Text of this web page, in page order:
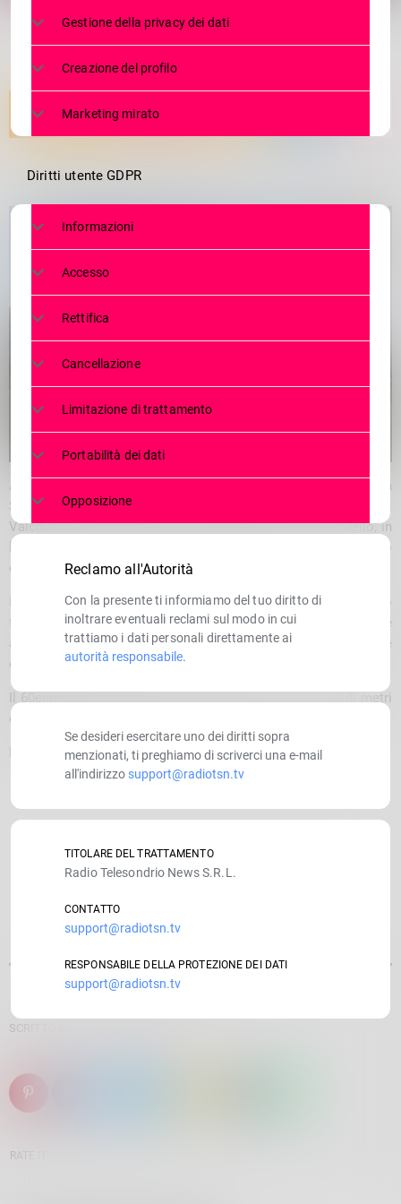
Allertamento alle 11:00 di questa mattina per i tecnici della
Stazione di Valmasino, VII Delegazione Valtellina –
Valchiavenna del Soccorso alpino intervenuti in Val di Mello, in
località Rasica, per un uomo di circa 60 anni di Traona colpito
da un malore mentre era in una baita.
Immediatamente attivata una squadra che, a bordo di un mezzo
fuoristrada, ha raggiunto il posto, contemporaneamente
all’elisoccorso di Sondrio di Areu – Agenzia regionale
emergenza urgenza.
Il 60enne è stato trasportato in barella per un centinaio di metri
e infine imbarcato sull’elicottero per il trasporto in ospedale.
L’intervento si è concluso nel pomeriggio.
SCRITTO DA:
RATE IT
Gestione della privacy dei dati
Creazione del profilo
Marketing mirato
Diritti utente GDPR
Informazioni
Accesso
Rettifica
Cancellazione
Limitazione di trattamento
Portabilità dei dati
Opposizione
Reclamo all'Autorità
Con la presente ti informiamo del tuo diritto di
inoltrare eventuali reclami sul modo in cui
trattiamo i dati personali direttamente ai
autorità responsabile.
Se desideri esercitare uno dei diritti sopra
menzionati, ti preghiamo di scriverci una e-mail
all'indirizzo support@radiotsn.tv
TITOLARE DEL TRATTAMENTO
Radio Telesondrio News S.R.L.
CONTATTO
support@radiotsn.tv
RESPONSABILE DELLA PROTEZIONE DEI DATI
support@radiotsn.tv